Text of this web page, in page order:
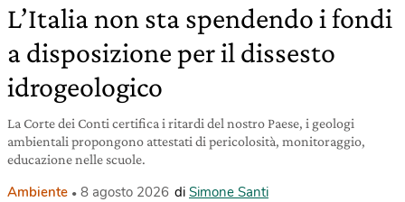
L’Italia non sta spendendo i fondi
a disposizione per il dissesto
idrogeologico
La Corte dei Conti certifica i ritardi del nostro Paese, i geologi
ambientali propongono attestati di pericolosità, monitoraggio,
educazione nelle scuole.
Ambiente 8 agosto 2026 di Simone Santi